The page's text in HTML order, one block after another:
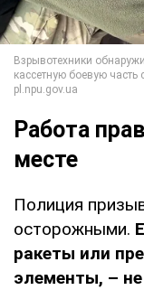
Работа
месте
Полиция
осторожными.
ракеты или
элементы, –